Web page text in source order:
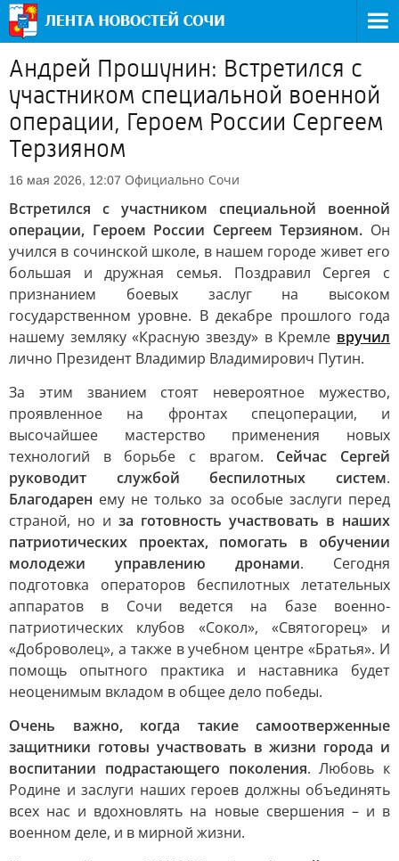
Андрей Прошунин: Встретился с
участником специальной военной
операции, Героем России Сергеем
Терзияном
16 мая 2026, 12:07 Официально Сочи
Встретился с участником специальной военной
операции, Героем России Сергеем Терзияном. Он
учился в сочинской школе, в нашем городе живет его
большая и дружная семья. Поздравил Сергея с
признанием боевых заслуг на высоком
государственном уровне. В декабре прошлого года
нашему земляку «Красную звезду» в Кремле вручил
лично Президент Владимир Владимирович Путин.
За этим званием стоят невероятное мужество,
проявленное на фронтах спецоперации, и
высочайшее мастерство применения новых
технологий в борьбе с врагом. Сейчас Сергей
руководит службой беспилотных систем.
Благодарен ему не только за особые заслуги перед
страной, но и за готовность участвовать в наших
патриотических проектах, помогать в обучении
молодежи управлению дронами. Сегодня
подготовка операторов беспилотных летательных
аппаратов в Сочи ведется на базе военно-
патриотических клубов «Сокол», «Святогорец» и
«Доброволец», а также в учебном центре «Братья». И
помощь опытного практика и наставника будет
неоценимым вкладом в общее дело победы.
Очень важно, когда такие самоотверженные
защитники готовы участвовать в жизни города и
воспитании подрастающего поколения. Любовь к
Родине и заслуги наших героев должны объединять
всех нас и вдохновлять на новые свершения – и в
военном деле, и в мирной жизни.